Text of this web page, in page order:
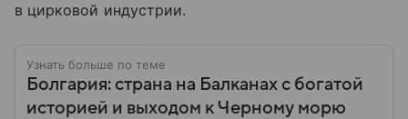
в цирковой индустрии.
Узнать больше по теме
Болгария: страна на Балканах с богатой
историей и выходом к Черному морю